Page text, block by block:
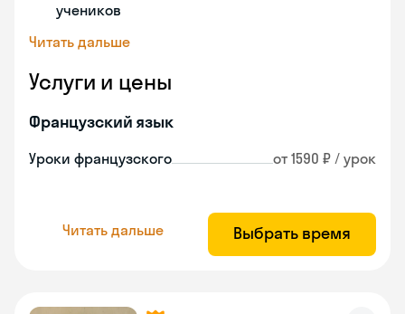
учеников
Читать дальше
Услуги и цены
Французский язык
Уроки французского от 1590 ₽ / урок
Читать дальше Выбрать время